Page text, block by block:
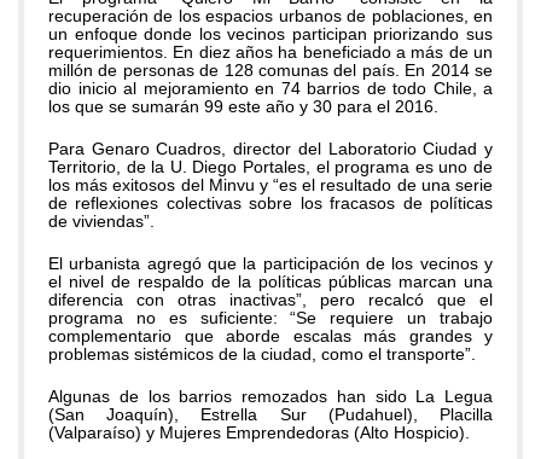
recuperación de los espacios urbanos de poblaciones, en
un enfoque donde los vecinos participan priorizando sus
requerimientos. En diez años ha beneficiado a más de un
millón de personas de 128 comunas del país. En 2014 se
dio inicio al mejoramiento en 74 barrios de todo Chile, a
los que se sumarán 99 este año y 30 para el 2016.
Para Genaro Cuadros, director del Laboratorio Ciudad y
Territorio, de la U. Diego Portales, el programa es uno de
los más exitosos del Minvu y “es el resultado de una serie
de reflexiones colectivas sobre los fracasos de políticas
de viviendas”.
El urbanista agregó que la participación de los vecinos y
el nivel de respaldo de la políticas públicas marcan una
diferencia con otras inactivas”, pero recalcó que el
programa no es suficiente: “Se requiere un trabajo
complementario que aborde escalas más grandes y
problemas sistémicos de la ciudad, como el transporte”.
Algunas de los barrios remozados han sido La Legua
(San Joaquín), Estrella Sur (Pudahuel), Placilla
(Valparaíso) y Mujeres Emprendedoras (Alto Hospicio).